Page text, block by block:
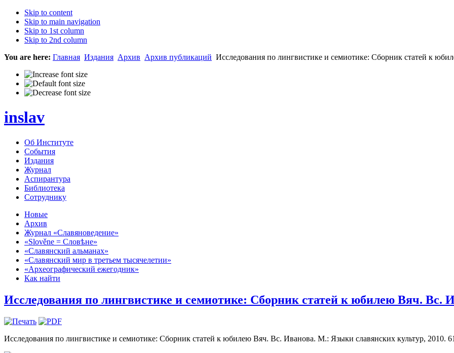
Skip to content
Skip to main navigation
Skip to 1st column
Skip to 2nd column
You are here: Главная Издания Архив Архив публикаций Исследования по лингвистике и семиотике: Сборник статей к
inslav
Об Институте
События
Издания
Журнал
Аспирантура
Библиотека
Сотруднику
Новые
Архив
Журнал «Славяноведение»
«Slověne = Словѣне»
«Славянский альманах»
«Славянский мир в третьем тысячелетии»
«Археографический ежегодник»
Как найти
Исследования по лингвистике и семиотике: Сборник статей к юбилею Вяч. Вс.
Исследования по лингвистике и семиотике: Сборник статей к юбилею Вяч. Вс. Иванова. М.: Языки славянских культур, 2010.